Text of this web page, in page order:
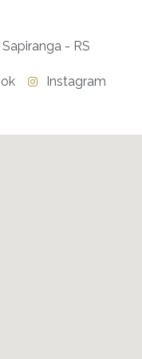
- RS
Instagram